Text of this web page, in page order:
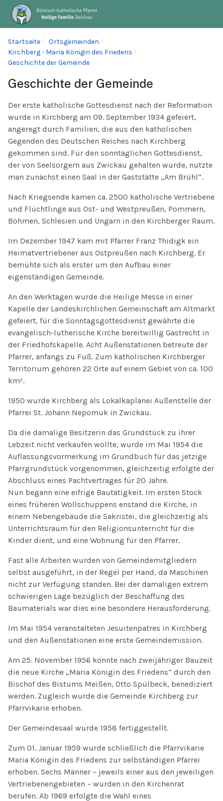
Startseite
Ortsgemeinden
Kirchberg - Maria Königin des Friedens
Geschichte der Gemeinde
Geschichte der Gemeinde
Der erste katholische Gottesdienst nach der Reformation
wurde in Kirchberg am 09. September 1934 gefeiert,
angeregt durch Familien, die aus den katholischen
Gegenden des Deutschen Reiches nach Kirchberg
gekommen sind. Für den sonntäglichen Gottesdienst,
der von Seelsorgern aus Zwickau gehalten wurde, nutzte
man zunächst einen Saal in der Gaststätte „Am Brühl“.
Nach Kriegsende kamen ca. 2500 katholische Vertriebene
und Flüchtlinge aus Ost- und Westpreußen, Pommern,
Böhmen, Schlesien und Ungarn in den Kirchberger Raum.
Im Dezember 1947 kam mit Pfarrer Franz Thidigk ein
Heimatvertriebener aus Ostpreußen nach Kirchberg. Er
bemühte sich als erster um den Aufbau einer
eigenständigen Gemeinde.
An den Werktagen wurde die Heilige Messe in einer
Kapelle der Landeskirchlichen Gemeinschaft am Altmarkt
gefeiert, für die Sonntagsgottesdienst gewährte die
evangelisch-lutherische Kirche bereitwillig Gastrecht in
der Friedhofskapelle. Acht Außenstationen betreute der
Pfarrer, anfangs zu Fuß. Zum katholischen Kirchberger
Territorium gehören 22 Orte auf einem Gebiet von ca. 100
km².
1950 wurde Kirchberg als Lokalkaplanei Außenstelle der
Pfarrei St. Johann Nepomuk in Zwickau.
Da die damalige Besitzerin das Grundstück zu ihrer
Lebzeit nicht verkaufen wollte, wurde im Mai 1954 die
Auflassungsvormerkung im Grundbuch für das jetzige
Pfarrgrundstück vorgenommen, gleichzeitig erfolgte der
Abschluss eines Pachtvertrages für 20 Jahre.
Nun begann eine eifrige Bautätigkeit. Im ersten Stock
eines früheren Wollschuppens enstand die Kirche, in
einem Nebengebäude die Sakristei, die gleichzeitig als
Unterrichtsraum für den Religionsunterricht für die
Kinder dient, und eine Wohnung für den Pfarrer.
Fast alle Arbeiten wurden von Gemeindemitgliedern
selbst ausgeführt, in der Regel per Hand, da Maschinen
nicht zur Verfügung standen. Bei der damaligen extrem
schwierigen Lage bezüglich der Beschaffung des
Baumaterials war dies eine besondere Herausforderung.
Im Mai 1954 veranstalteten Jesuitenpatres in Kirchberg
und den Außenstationen eine erste Gemeindemission.
Am 25. November 1956 konnte nach zweijähriger Bauzeit
die neue Kirche „Maria Königin des Friedens“ durch den
Bischof des Bistums Meißen, Otto Spülbeck, benediziert
werden. Zugleich wurde die Gemeinde Kirchberg zur
Pfarrvikarie erhoben.
Der Gemeindesaal wurde 1958 fertiggestellt.
Zum 01. Januar 1959 wurde schließlich die Pfarrvikarie
Maria Königin des Friedens zur selbständigen Pfarrei
erhoben. Sechs Männer – jeweils einer aus den jeweiligen
Vertriebenengebieten – wurden in den Kirchenrat
berufen. Ab 1969 erfolgte die Wahl eines